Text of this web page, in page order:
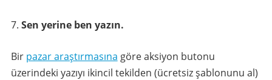
Sen yerine ben yazın.
Bir pazar araştırmasına göre aksiyon butonu
üzerindeki yazıyı ikincil tekilden (ücretsiz şablonunu al)